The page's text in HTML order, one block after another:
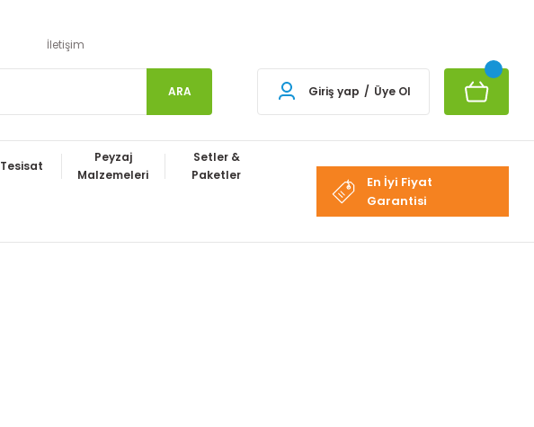
İletişim
ARA Giriş yap / Üye Ol
Tesisat
Peyzaj
Malzemeleri
Setler &
Paketler
En İyi Fiyat
Garantisi